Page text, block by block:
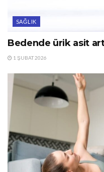
SAĞLIK
Bedende ürik asit
1 ŞUBAT 2026